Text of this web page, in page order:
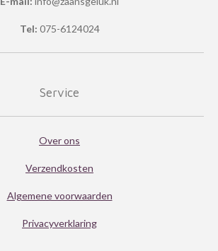
Tel: 075-6124024
Service
Over ons
Verzendkosten
Algemene voorwaarden
Privacyverklaring